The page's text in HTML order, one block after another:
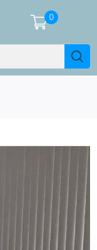
0